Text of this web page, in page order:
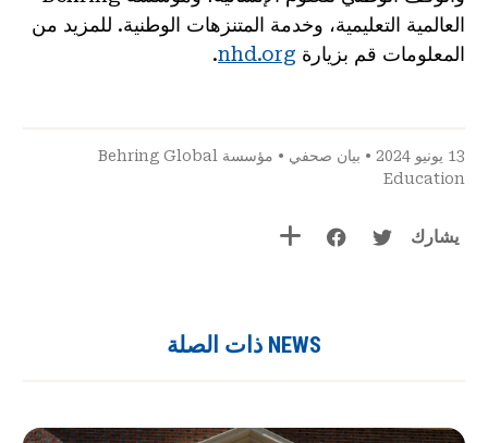
العالمية التعليمية، وخدمة المتنزهات الوطنية. للمزيد من
المعلومات قم بزيارة nhd.org
.
13 يونيو 2024 • بيان صحفي •
مؤسسة Behring Global
Education
يشارك
NEWS ذات الصلة